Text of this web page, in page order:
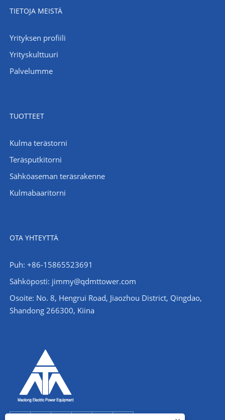
TIETOJA MEISTÄ
Yrityksen profiili
Yrityskulttuuri
Palvelumme
TUOTTEET
Kulma terästorni
Teräsputkitorni
Sähköaseman teräsrakenne
Kulmabaaritorni
OTA YHTEYTTÄ
Puh: +86-15865523691
Sähköposti: jimmy@qdmttower.com
Osoite: No. 8, Hengrui Road, Jiaozhou District, Qingdao,
Shandong 266300, Kiina